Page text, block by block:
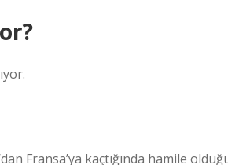
Fransa’ya kaçtığında hamile